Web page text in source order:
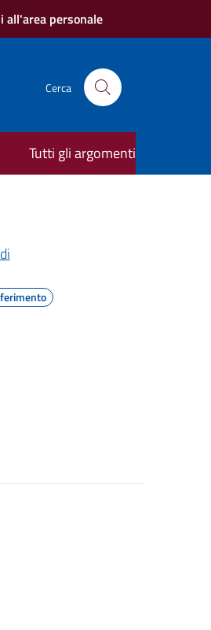
all'area personale
Cerca
Tutti gli argomenti